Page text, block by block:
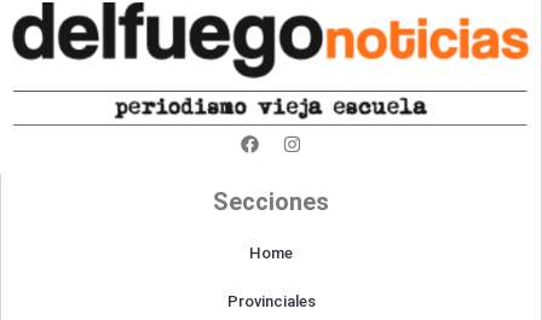
F
a
b
k
I
n
a
a
Secciones
Home
Provinciales